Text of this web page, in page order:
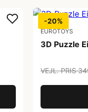
-20%
EUROTOYS
3D Puzzle
VEJL. PRIS